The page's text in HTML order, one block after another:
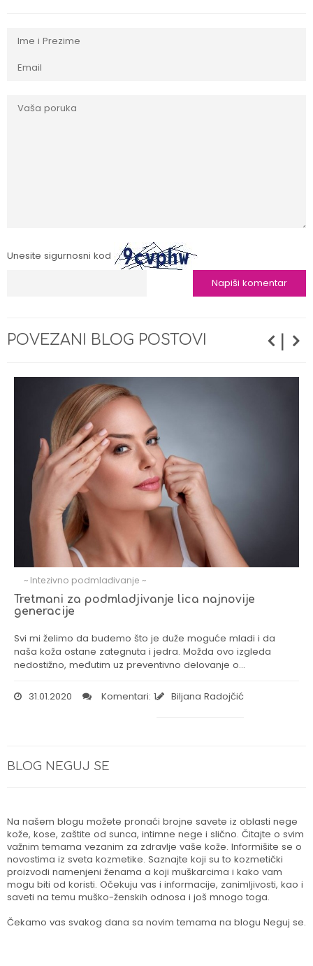
Unesite sigurnosni kod
POVEZANI BLOG POSTOVI |
~ Intezivno podmlađivanje ~
Tretmani za podmladjivanje lica najnovije
generacije
Svi mi želimo da budemo što je duže moguće mladi i da
naša koža ostane zategnuta i jedra. Možda ovo izgleda
nedostižno, međutim uz preventivno delovanje o…
31.01.2020 Komentari: 1 Biljana Radojčić
BLOG NEGUJ SE
Na našem blogu možete pronaći brojne savete iz oblasti nege
kože, kose, zaštite od sunca, intimne nege i slično. Čitajte o svim
važnim temama vezanim za zdravlje vaše kože. Informišite se o
novostima iz sveta kozmetike. Saznajte koji su to kozmetički
proizvodi namenjeni ženama a koji muškarcima i kako vam
mogu biti od koristi. Očekuju vas i informacije, zanimljivosti, kao i
saveti na temu muško-ženskih odnosa i još mnogo toga.
Čekamo vas svakog dana sa novim temama na blogu Neguj se.